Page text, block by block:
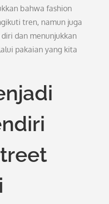
bahwa fashion
tren, namun juga
dan menunjukkan
pakaian yang kita